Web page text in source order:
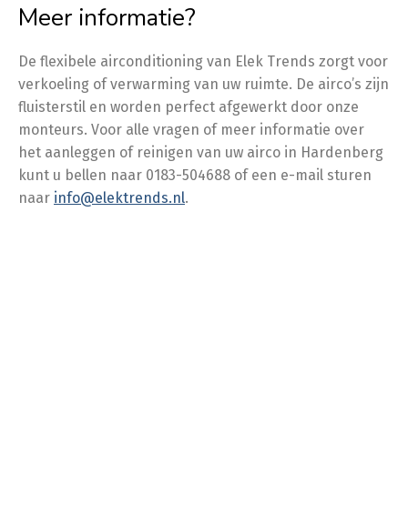
Meer informatie?
De flexibele airconditioning van Elek Trends zorgt voor
verkoeling of verwarming van uw ruimte. De airco’s zijn
fluisterstil en worden perfect afgewerkt door onze
monteurs. Voor alle vragen of meer informatie over
het aanleggen of reinigen van uw airco in Hardenberg
kunt u bellen naar 0183-504688 of een e-mail sturen
naar info@elektrends.nl.